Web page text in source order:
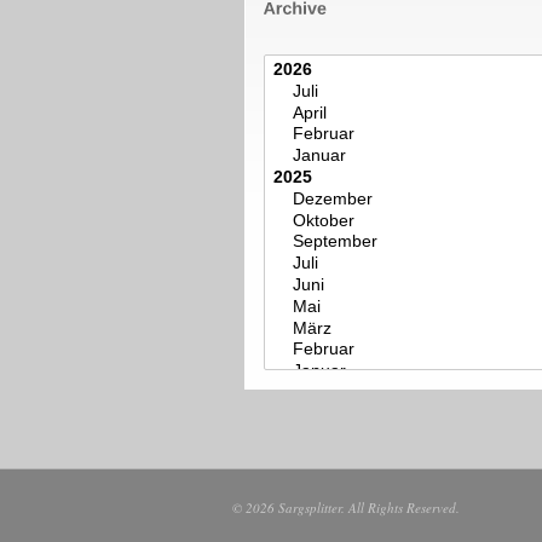
© 2026 Sargsplitter. All Rights Reserved.